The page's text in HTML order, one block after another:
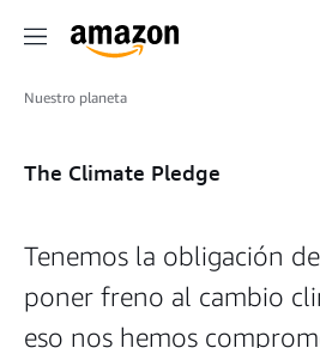
Menú
Nuestro planeta
The Climate Pledge
Tenemos la obligación
poner freno al cambio
eso nos hemos